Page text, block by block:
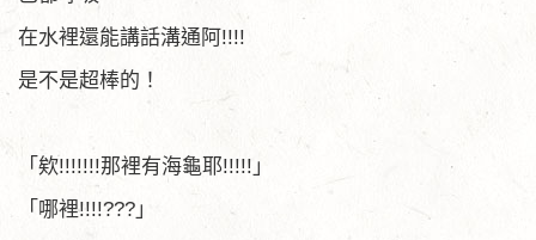
在水裡還能講話溝通阿!!!!
是不是超棒的！
「欸!!!!!!!那裡有海龜耶!!!!!」
「哪裡!!!!???」